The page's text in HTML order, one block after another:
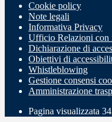
Cookie policy
Note legali
Informativa Privacy
Ufficio Relazioni con
Dichiarazione di
Obiettivi di
Whistleblowing
Gestione consensi
Amministrazione
Pagina visualizzata